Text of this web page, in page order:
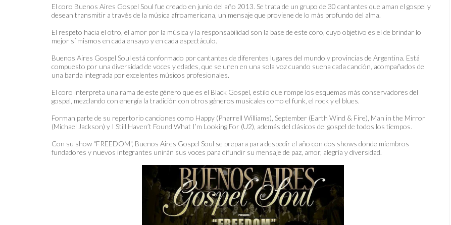
El coro Buenos Aires Gospel Soul fue creado en junio del año 2013. Se trata de un grupo de 30 cantantes que aman el gospel y
desean transmitir a través de la música afroamericana, un mensaje que proviene de lo más profundo del alma.
El respeto hacia el otro, el amor por la música y la responsabilidad son la base de este coro, cuyo objetivo es el de brindar lo
mejor sí mismos en cada ensayo y en cada espectáculo.
Buenos Aires Gospel Soul está conformado por cantantes de diferentes lugares del mundo y provincias de Argentina. Está
compuesto por una diversidad de voces y edades, que se unen en una sola voz cuando suena cada canción, acompañados de
una banda integrada por excelentes músicos profesionales.
El coro interpreta una rama de este género que es el Black Gospel, estilo que rompe los esquemas más conservadores del
gospel, mezclando con energía la tradición con otros géneros musicales como el funk, el rock y el blues.
Forman parte de su repertorio canciones como Happy (Pharrell Williams), September (Earth Wind & Fire), Man in the Mirror
(Michael Jackson) y I Still Haven’t Found What I’m Looking For (U2), además del clásicos del gospel de todos los tiempos.
Con su show "FREEDOM", Buenos Aires Gospel Soul se prepara para despedir el año con dos shows donde miembros
fundadores y nuevos integrantes unirán sus voces para difundir su mensaje de paz, amor, alegría y diversidad.